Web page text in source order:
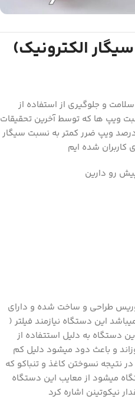
الکترونیک)
و جلوگیری از استفاده از
ویپ ها که توسط آخرین تحقیقات
عمل آمده توسط دانشمندان ۹۵ درصد ویپ ضرر کمتر به نسبت سیگار
شده ایم
رو دارین
طراحی و ساخت شده و دارای
این دستگاه نیازمند فیلتر (
به دلیل استتفاده از
و باعث دود میشود دلیل کم
نتیجه نسوختن کاغذ و تنباکو که
میشود از معایب این دستگاه
نیکوتینن اشاره کرد